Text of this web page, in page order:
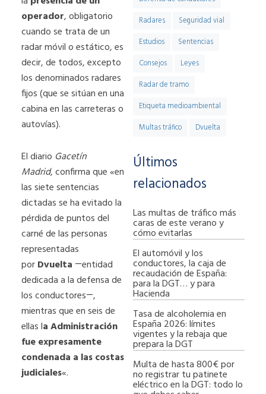
operador, obligatorio
cuando se trata de un
radar móvil o estático, es
decir, de todos, excepto
los denominados radares
fijos (que se sitúan en una
cabina en las carreteras o
autovías).
El diario Gacetín
Madrid, confirma que «en
las siete sentencias
dictadas se ha evitado la
pérdida de puntos del
carné de las personas
representadas
porDvuelta ―entidad
dedicada a la defensa de
los conductores―,
mientras que en seis de
ellas la Administración
fue expresamente
condenada a las costas
judiciales«.
Radares
Seguridad vial
Estudios
Sentencias
Consejos
Leyes
Radar de tramo
Etiqueta medioambiental
Multas tráfico
Dvuelta
Últimos
relacionados
Las multas de tráfico más
caras de este verano y
cómo evitarlas
El automóvil y los
conductores, la caja de
recaudación de España:
para la DGT… y para
Hacienda
Tasa de alcoholemia en
España 2026: límites
vigentes y la rebaja que
prepara la DGT
Multa de hasta 800€ por
no registrar tu patinete
eléctrico en la DGT: todo lo